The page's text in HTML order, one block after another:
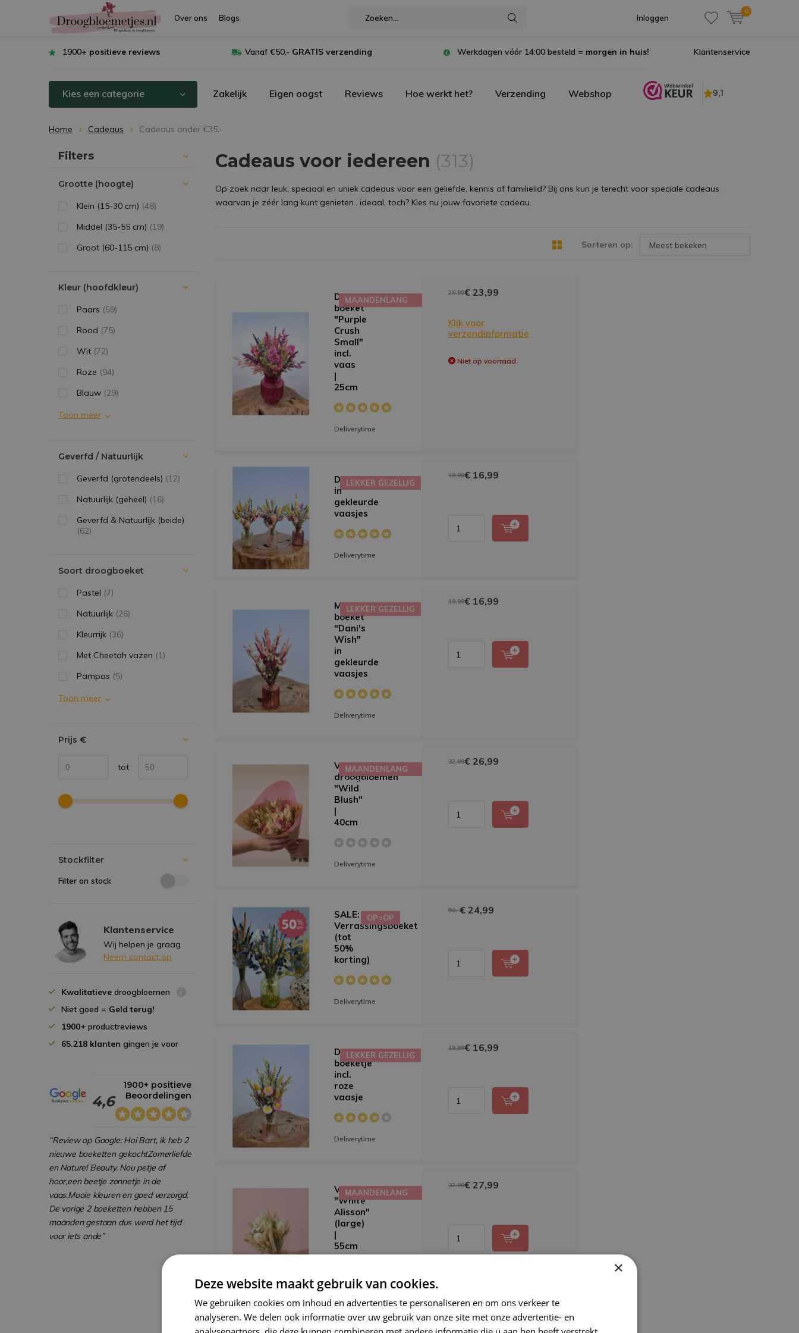
Over ons Blogs Inloggen
0
1900+ positieve reviews Vanaf €50,- GRATIS verzending Werkdagen vóór 14:00 besteld = morgen in huis! Klantenservice
Kies een categorie Zakelijk Eigen oogst Reviews Hoe werkt het? Verzending Webshop
Home Cadeaus Cadeaus onder €35,-
Cadeaus voor iedereen (313)
Op zoek naar leuk, speciaal en uniek cadeaus voor een geliefde, kennis of familielid? Bij ons kun je terecht voor speciale cadeaus
waarvan je zéér lang kunt genieten.. ideaal, toch? Kies nu jouw favoriete cadeau.
Sorteren op:
Droogbloemen
boeket
"Purple
Crush
Small"
incl.
vaas
|
25cm
Deliverytime
26,99€ 23,99
Klik voor
verzendinformatie
Niet op voorraad
MAANDENLANG
MOOI
Droogbloemen
in
gekleurde
vaasjes
Deliverytime
19,99€ 16,99
LEKKER GEZELLIG
Mini-
boeket
"Dani's
Wish"
in
gekleurde
vaasjes
Deliverytime
19,99€ 16,99
LEKKER GEZELLIG
Veldboeket
droogbloemen
"Wild
Blush"
|
40cm
Deliverytime
32,99€ 26,99
MAANDENLANG
MOOI
SALE:
Verrassingsboeket
(tot
50%
korting)
Deliverytime
50,-€ 24,99
OP=OP
Droogbloemen
boeketje
incl.
roze
vaasje
Deliverytime
19,99€ 16,99
LEKKER GEZELLIG
Veldboeket
"White
Alisson"
(large)
|
55cm
Deliverytime
32,99€ 27,99
MAANDENLANG
MOOI
Sorteren op:
Filters
Grootte (hoogte)
Klein (15-30 cm) (48)
Middel (35-55 cm) (19)
Groot (60-115 cm) (8)
Kleur (hoofdkleur)
Paars (59)
Rood (75)
Wit (72)
Roze (94)
Blauw (29)
Toon meer
Geverfd / Natuurlijk
Geverfd (grotendeels) (12)
Natuurlijk (geheel) (16)
Geverfd & Natuurlijk (beide)
(62)
Soort droogboeket
Pastel (7)
Natuurlijk (26)
Kleurrijk (36)
Met Cheetah vazen (1)
Pampas (5)
Toon meer
Prijs €
tot
Stockfilter
Filter on stock
Klantenservice
Wij helpen je graag
Neem contact op
Kwalitatieve droogbloemen
Niet goed = Geld terug!
1900+ productreviews
65.218 klanten gingen je voor
4,6
1900+ positieve
Beoordelingen
“Review op Google: Hoi Bart, ik heb 2
nieuwe boeketten gekochtZomerliefde
en Naturel Beauty. Nou petje af
hoor,een beetje zonnetje in de
vaas.Mooie kleuren en goed verzorgd.
De vorige 2 boeketten hebben 15
maanden gestaan dus werd het tijd
voor iets ande”
×
Deze website maakt gebruik van cookies.
We gebruiken cookies om inhoud en advertenties te personaliseren en om ons verkeer te
analyseren. We delen ook informatie over uw gebruik van onze site met onze advertentie- en